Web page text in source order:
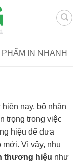
IN NHANH
nay, bộ nhận
trọng trong việc
hiệu để đưa
mới. Vì vậy, nhu
thương hiệu như